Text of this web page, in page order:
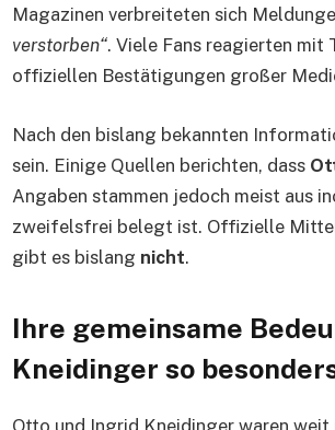
Magazinen verbreiteten sich
verstorben“. Viele Fans reagierten mit
offiziellen Bestätigungen großer
Nach den bislang bekannten
sein. Einige Quellen berichten, dass
Angaben stammen jedoch meist aus
zweifelsfrei belegt ist. Offizielle
gibt es bislang nicht.
Ihre gemeinsame
Kneidinger so
Otto und Ingrid Kneidinger waren weit